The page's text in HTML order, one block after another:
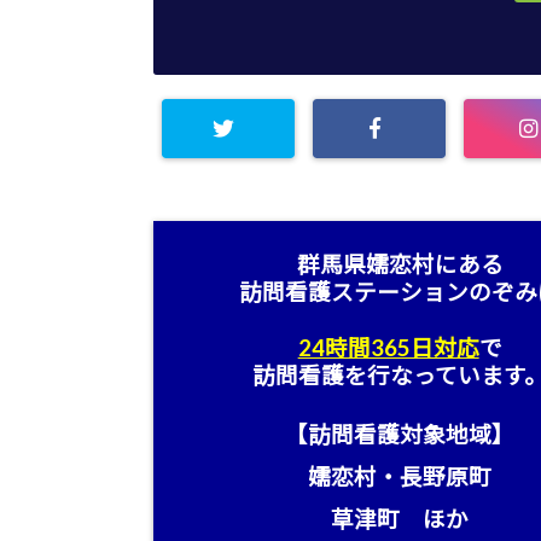
群馬県嬬恋村にある
訪問看護ステーションのぞ
24時間365日対応で
訪問看護を行なっています
【訪問看護対象地域】
嬬恋村・長野原町
草津町 ほか